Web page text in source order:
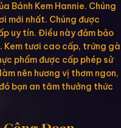
Bánh Kem Hannie. Chúng
mới nhất. Chúng được
uy tín. Điều này đảm bảo
Kem tươi cao cấp, trứng gà
phẩm được cấp phép sử
nên hương vị thơm ngon,
bạn an tâm thưởng thức